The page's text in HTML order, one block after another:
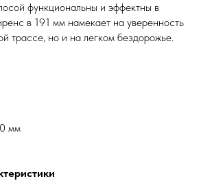
функциональны и эффектны в
в 191 мм намекает на уверенность
трассе, но и на легком бездорожье.
мм